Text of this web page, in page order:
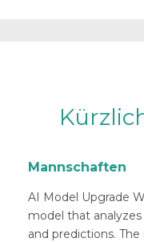
Mannschaften
AI Model Upgrade
model that
and predictions.